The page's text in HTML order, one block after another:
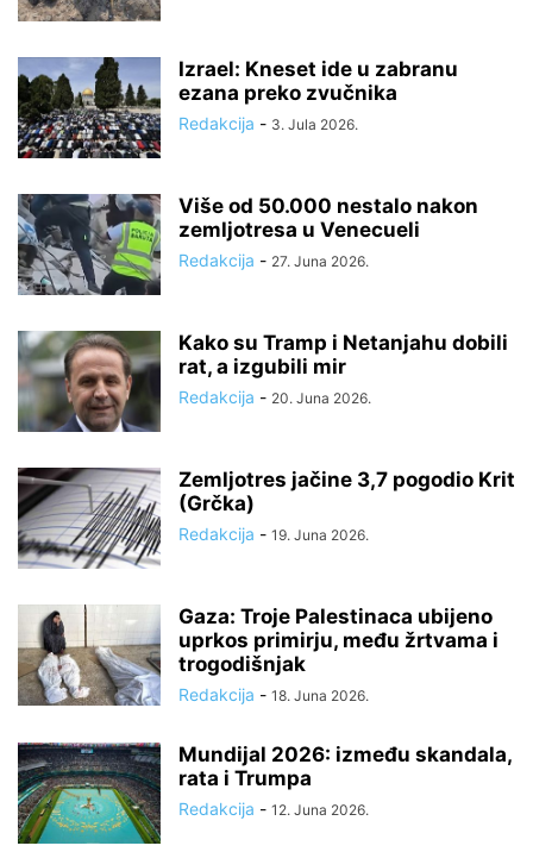
Izrael: Kneset ide u zabranu
ezana preko zvučnika
Redakcija - 3. Jula 2026.
Više od 50.000 nestalo nakon
zemljotresa u Venecueli
Redakcija - 27. Juna 2026.
Kako su Tramp i Netanjahu dobili
rat, a izgubili mir
Redakcija - 20. Juna 2026.
Zemljotres jačine 3,7 pogodio Krit
(Grčka)
Redakcija - 19. Juna 2026.
Gaza: Troje Palestinaca ubijeno
uprkos primirju, među žrtvama i
trogodišnjak
Redakcija - 18. Juna 2026.
Mundijal 2026: između skandala,
rata i Trumpa
Redakcija - 12. Juna 2026.